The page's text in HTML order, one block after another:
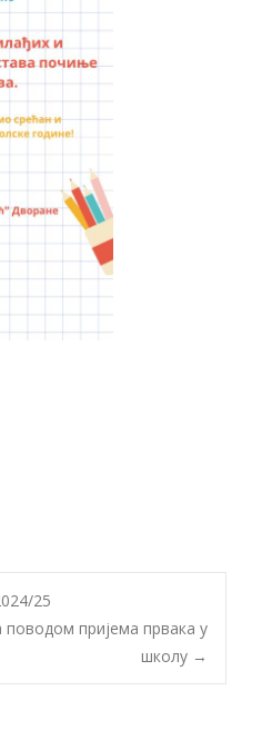
25
пријема првака у
школу →